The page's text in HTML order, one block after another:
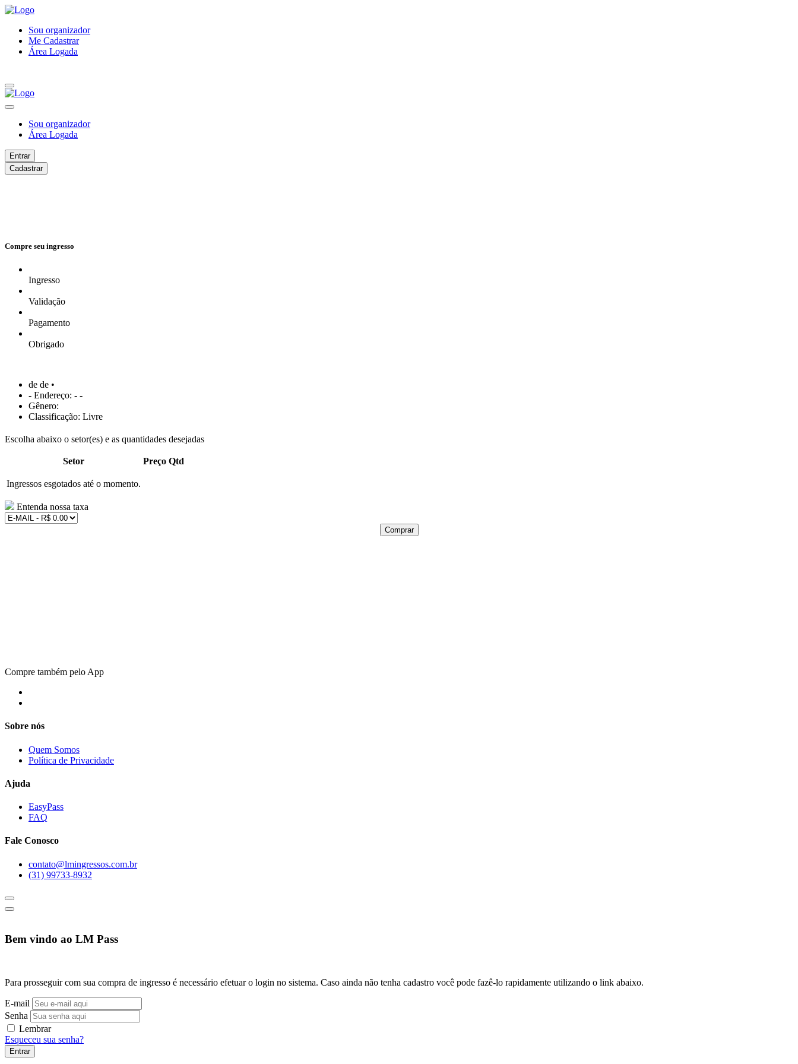
Sou organizador
Me Cadastrar
Área Logada
Sou organizador
Área Logada
Entrar
Cadastrar
Compre seu ingresso
Ingresso
Validação
Pagamento
Obrigado
de de •
- Endereço: - -
Gênero:
Classificação: Livre
Escolha abaixo o setor(es) e as quantidades desejadas
Setor Preço Qtd
Ingressos esgotados até o momento.
Entenda nossa taxa
Comprar
Compre também pelo App
Sobre nós
Quem Somos
Política de Privacidade
Ajuda
EasyPass
FAQ
Fale Conosco
contato@lmingressos.com.br
(31) 99733-8932
Bem vindo ao LM Pass
Para prosseguir com sua compra de ingresso é necessário efetuar o login no sistema. Caso ainda não tenha cadastro você pode fazê-lo rapidamente utilizando o link abaixo.
E-mail
Senha
Lembrar
Esqueceu sua senha?
Entrar